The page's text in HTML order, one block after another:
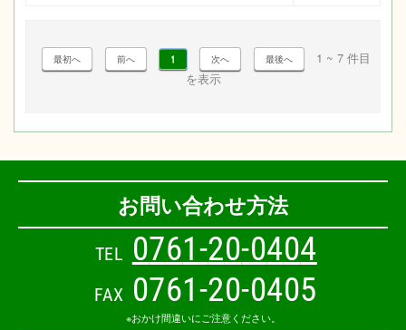
1
1 ~ 7 件目
を表示
お問い合わせ方法
TEL 0761-20-0404
FAX 0761-20-0405
※おかけ間違いにご注意ください。